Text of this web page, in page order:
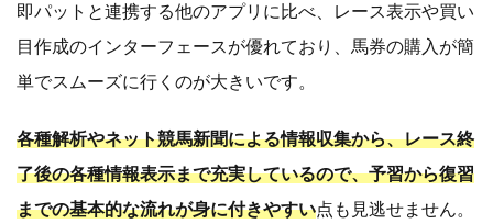
即パットと連携する他のアプリに比べ、レース表示や買い
目作成のインターフェースが優れており、馬券の購入が簡
単でスムーズに行くのが大きいです。
各種解析やネット競馬新聞による情報収集から、レース終
了後の各種情報表示まで充実しているので、予習から復習
までの基本的な流れが身に付きやすい点も見逃せません。